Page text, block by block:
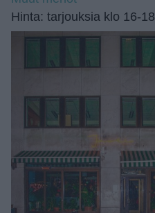
Hinta: tarjouksia klo 16-18